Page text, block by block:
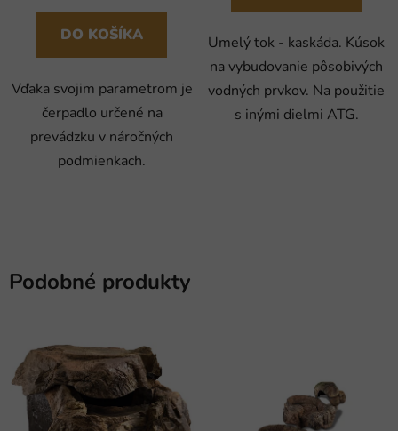
DO KOŠÍKA
Vďaka svojim parametrom je
čerpadlo určené na
prevádzku v náročných
podmienkach.
Umelý tok - kaskáda. Kúsok
na vybudovanie pôsobivých
vodných prvkov. Na použitie
s inými dielmi ATG.
Podobné produkty